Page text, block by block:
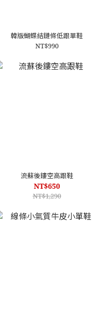
韓版蝴蝶結鏈條低跟單鞋
NT$990
流蘇後鏤空高跟鞋
NT$650
NT$1,290